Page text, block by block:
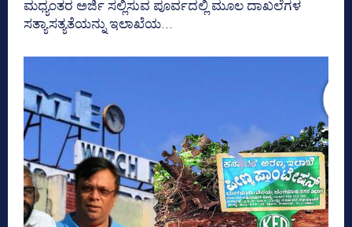
ಮಧ್ಯಂತರ ಅರ್ಜಿ ಸಲ್ಲಿಸುವ ಪೂರ್ವದಲ್ಲಿ ಮೂಲ ದಾಖಲೆಗಳ
ಸತ್ಯಾಸತ್ಯತೆಯನ್ನು ಇಲಾಖೆಯ...